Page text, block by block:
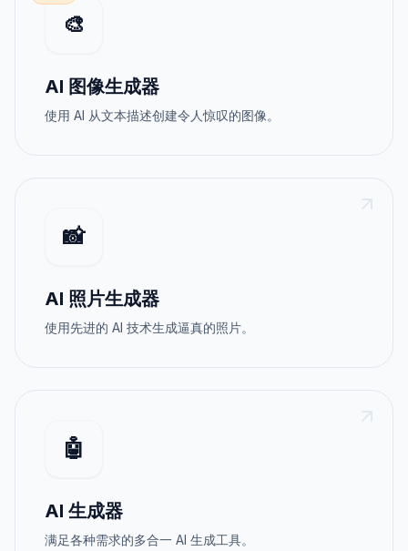
🎨
AI 图像生成器
使用 AI 从文本描述创建令人惊叹的图像。
📸
AI 照片生成器
使用先进的 AI 技术生成逼真的照片。
🤖
AI 生成器
满足各种需求的多合一 AI 生成工具。